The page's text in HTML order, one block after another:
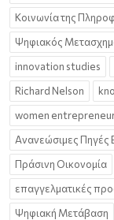
Κοινωνία της
Ψηφιακός
innovation studies
Richard Nelson
women
Ανανεώσιμες Πηγές
Πράσινη Οικονομία
επαγγελματικές
Ψηφιακή Μετάβαση